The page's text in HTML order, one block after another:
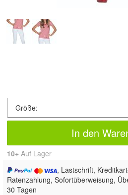
In den
10+ Auf Lager
, Lastschrift,
Ratenzahlung, Sofortüberweisung,
30 Tagen